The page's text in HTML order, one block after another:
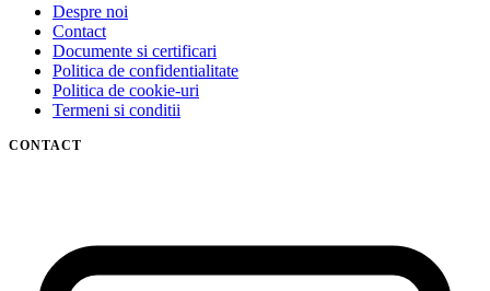
Despre noi
Contact
Documente si certificari
Politica de confidentialitate
Politica de cookie-uri
Termeni si conditii
CONTACT